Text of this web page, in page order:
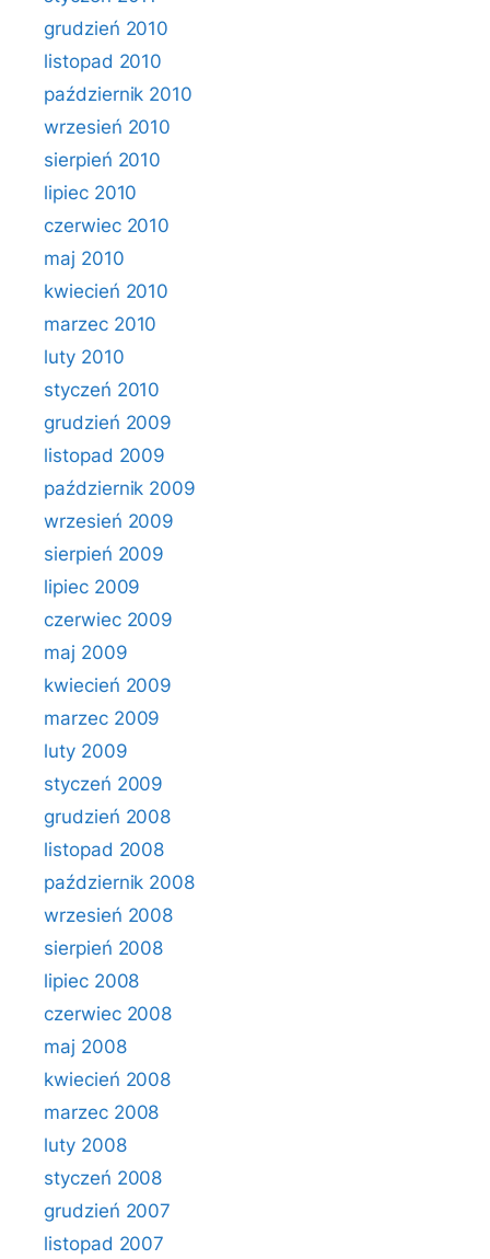
grudzień 2010
listopad 2010
październik 2010
wrzesień 2010
sierpień 2010
lipiec 2010
czerwiec 2010
maj 2010
kwiecień 2010
marzec 2010
luty 2010
styczeń 2010
grudzień 2009
listopad 2009
październik 2009
wrzesień 2009
sierpień 2009
lipiec 2009
czerwiec 2009
maj 2009
kwiecień 2009
marzec 2009
luty 2009
styczeń 2009
grudzień 2008
listopad 2008
październik 2008
wrzesień 2008
sierpień 2008
lipiec 2008
czerwiec 2008
maj 2008
kwiecień 2008
marzec 2008
luty 2008
styczeń 2008
grudzień 2007
listopad 2007